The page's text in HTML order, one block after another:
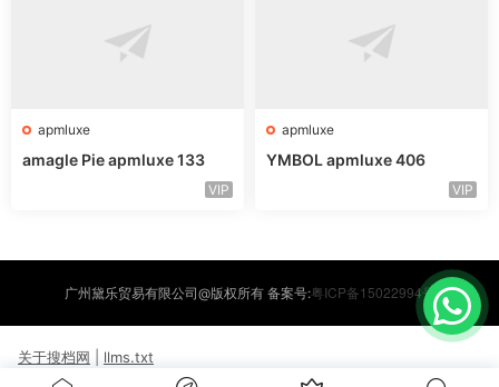
apmluxe
amagle Pie apmluxe 133
VIP
apmluxe
YMBOL apmluxe 406
VIP
广州黛乐贸易有限公司@版权所有 备案号:粤ICP备15022994号
关于搜档网 llms.txt